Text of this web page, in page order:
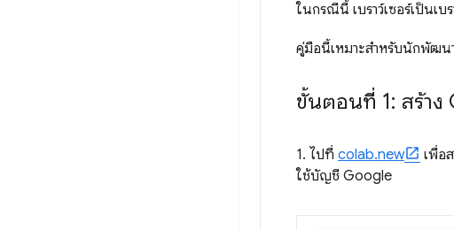
ในกรณีนี้ เบราว์เซอร์เป็นเบ
คู่มือนี้เหมาะสำหรับนักพัฒน
ขั้นตอนที่ 1: สร้า
1. ไปที่ colab.new
เพื่อ
ใช้บัญชี Google